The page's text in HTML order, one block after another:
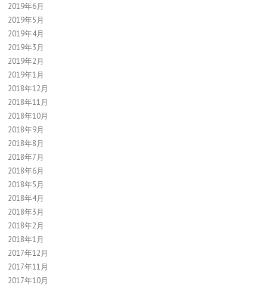
2019年6月
2019年5月
2019年4月
2019年3月
2019年2月
2019年1月
2018年12月
2018年11月
2018年10月
2018年9月
2018年8月
2018年7月
2018年6月
2018年5月
2018年4月
2018年3月
2018年2月
2018年1月
2017年12月
2017年11月
2017年10月